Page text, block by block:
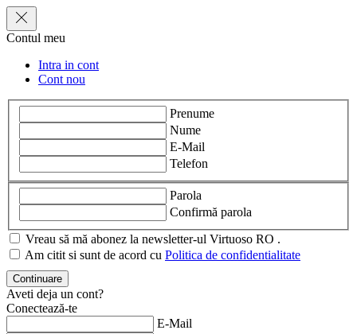
Contul meu
Intra in cont
Cont nou
Prenume
Nume
E-Mail
Telefon
Parola
Confirmă parola
Vreau să mă abonez la newsletter-ul Virtuoso RO .
Am citit si sunt de acord cu Politica de confidentialitate
Aveti deja un cont?
Conectează-te
E-Mail